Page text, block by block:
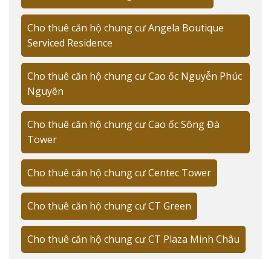
quản lý chuyên nghiệp, mang đến không gian sống
đẳng cấp cho cư dân.
Chủ đầu tư và đơn vị quản lý SonKim Land
Corporation
SonKim Land Corporation
nghiệm trong lĩnh vực bất động sản cao cấp, đã phát
triển Indochine Park Tower theo tiêu chuẩn quốc tế.
Theo báo cáo thị trường của Savills Vietnam, dự án
nằm trong top 10 căn hộ dịch vụ cao cấp được ưa
chuộng nhất tại Quận 3.
Quy mô và thiết kế kiến trúc độc đáo
Tọa lạc trên khu đất có diện tích 2,800m², Indochine
Park Tower gồm 25 tầng với thiết kế pha trộn giữa kiến
trúc Đông Dương và hiện đại. Mỗi căn hộ được thiết kế
Cho thuê căn hộ chung cư Angela Boutique
Serviced Residence
Cho thuê căn hộ chung cư Cao ốc Nguyễn Phúc
Nguyên
Cho thuê căn hộ chung cư Cao ốc Sông Đà
Tower
Cho thuê căn hộ chung cư Centec Tower
Cho thuê căn hộ chung cư CT Green
Cho thuê căn hộ chung cư CT Plaza Minh Châu